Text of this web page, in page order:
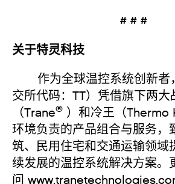
# # #
关于特灵科技
作为全球温控系统创新者
交所代码：TT）凭借旗下两大
（Trane® ）和冷王（Thermo
环境负责的产品组合与服务，
筑、民用住宅和交通运输领域
续发展的温控系统解决方案。
问